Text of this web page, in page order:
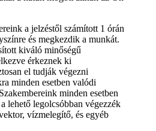
a jelzéstől számított 1 órán
és megkezdik a munkát.
kiváló minőségű
érkeznek ki
el tudják végezni
minden esetben valódi
minden esetben
lehető legolcsóbban végezzék
vízmelegítő, és egyéb